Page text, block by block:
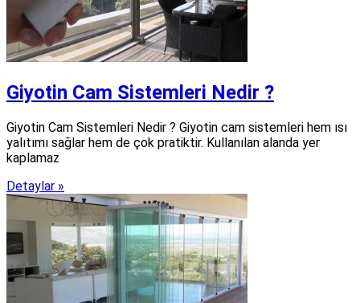
Giyotin Cam Sistemleri Nedir ?
Giyotin Cam Sistemleri Nedir ? Giyotin cam sistemleri hem ısı
yalıtımı sağlar hem de çok pratiktir. Kullanılan alanda yer
kaplamaz
Detaylar »